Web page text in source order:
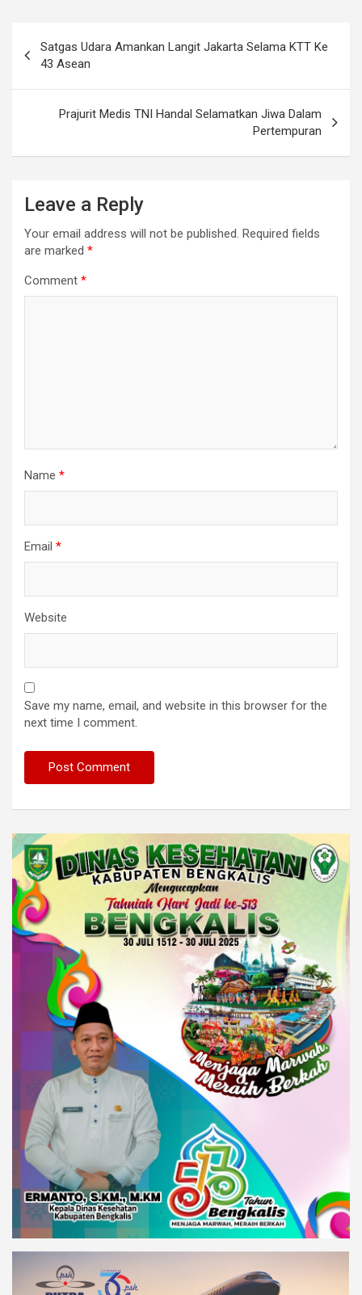
navigation
Satgas Udara Amankan Langit Jakarta Selama KTT Ke
43 Asean
Prajurit Medis TNI Handal Selamatkan Jiwa Dalam
Pertempuran
Leave a Reply
Your email address will not be published. Required fields
are marked *
Comment *
Name *
Email *
Website
Save my name, email, and website in this browser for the
next time I comment.